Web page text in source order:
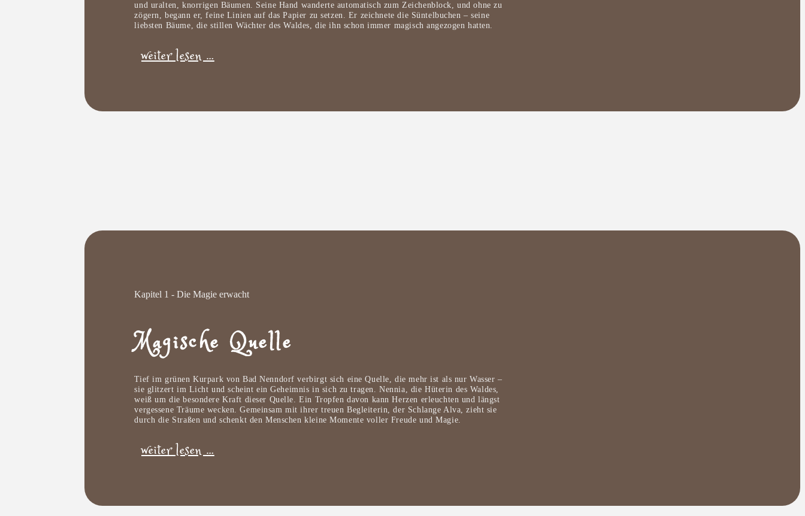
und uralten, knorrigen Bäumen. Seine Hand wanderte automatisch zum Zeichenblock, und ohne zu
zögern, begann er, feine Linien auf das Papier zu setzen. Er zeichnete die Süntelbuchen – seine
liebsten Bäume, die stillen Wächter des Waldes, die ihn schon immer magisch angezogen hatten.
weiter lesen …
Kapitel 1 - Die Magie erwacht
Magische Quelle
Tief im grünen Kurpark von Bad Nenndorf verbirgt sich eine Quelle, die mehr ist als nur Wasser –
sie glitzert im Licht und scheint ein Geheimnis in sich zu tragen. Nennia, die Hüterin des Waldes,
weiß um die besondere Kraft dieser Quelle. Ein Tropfen davon kann Herzen erleuchten und längst
vergessene Träume wecken. Gemeinsam mit ihrer treuen Begleiterin, der Schlange Alva, zieht sie
durch die Straßen und schenkt den Menschen kleine Momente voller Freude und Magie.
weiter lesen …